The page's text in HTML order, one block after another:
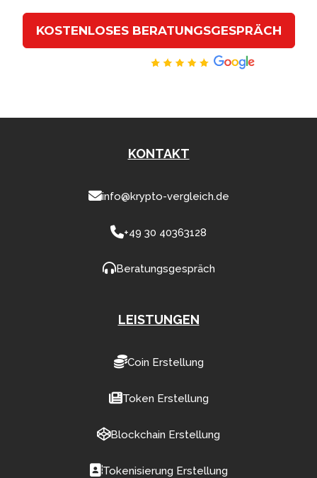
KOSTENLOSES BERATUNGSGESPRÄCH
KONTAKT
info@krypto-vergleich.de
+49 30 40363128
Beratungsgespräch
LEISTUNGEN
Coin Erstellung
Token Erstellung
Blockchain Erstellung
Tokenisierung Erstellung